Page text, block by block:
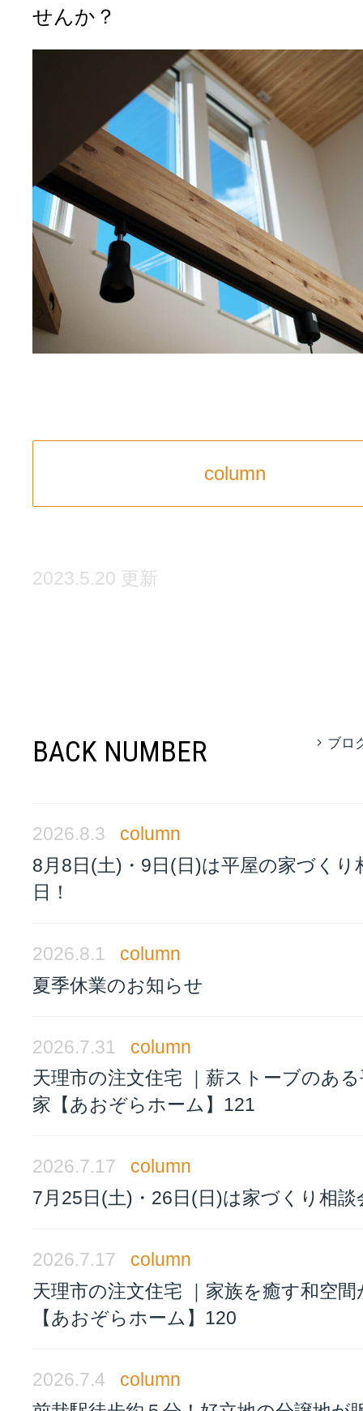
せんか？
column
2023.5.20 更新
BACK NUMBER ブロ
2026.8.3
column
8月8日(土)・9日(日)は平屋の家づくり
日！
2026.8.1
column
夏季休業のお知らせ
2026.7.31
column
天理市の注文住宅 ｜薪ストーブのあ
家【あおぞらホーム】121
2026.7.17
column
7月25日(土)・26日(日)は家づくり相談
2026.7.17
column
天理市の注文住宅 ｜家族を癒す和空
【あおぞらホーム】120
2026.7.4
column